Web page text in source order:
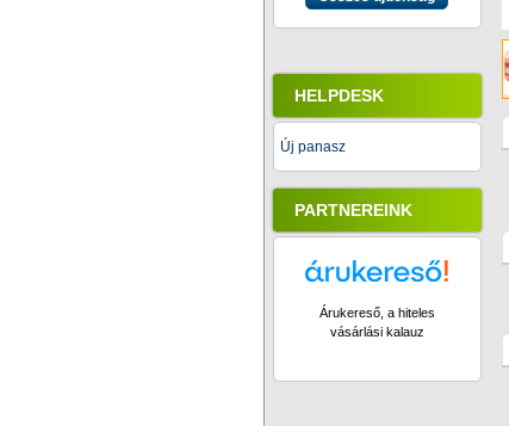
HELPDESK
Új panasz
PARTNEREINK
Árukereső, a hiteles
vásárlási kalauz